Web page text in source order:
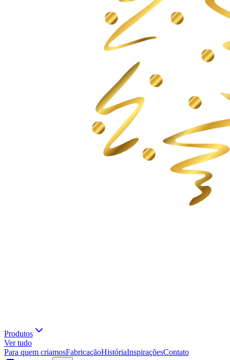
Produtos
Ver tudo
Para quem criamosFabricaçãoHistóriaInspiraçõesContato